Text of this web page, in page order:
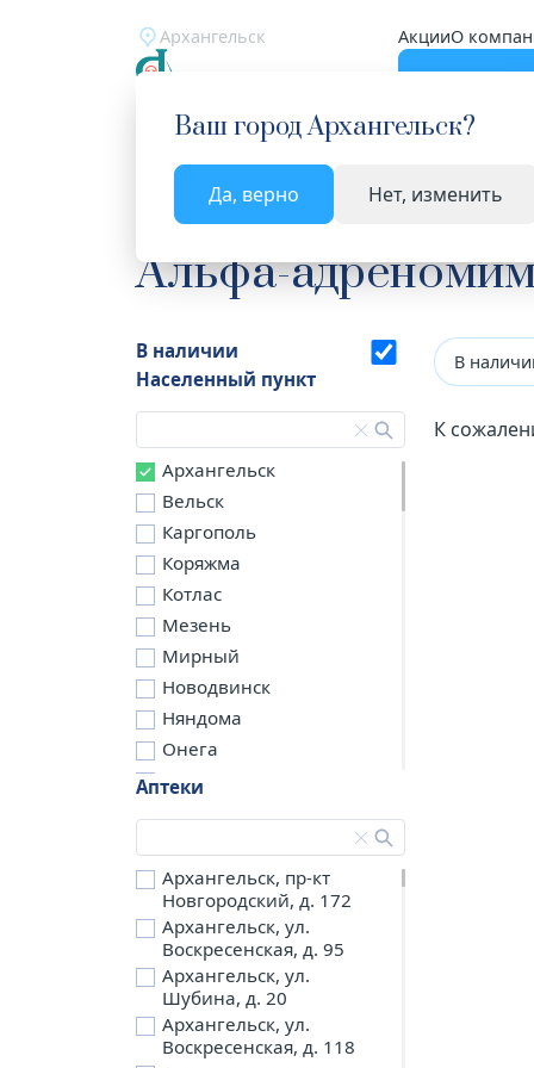
Архангельск АкцииО
Ваш городАрхангельск?
Да, верно Нет, изменить
Главная Каталог Лекарства и БАД Альфа-
Альфа-
В наличии
Населенный пункт
Архангельск
Вельск
Каргополь
Коряжма
Котлас
Мезень
Мирный
Новодвинск
Няндома
Онега
Северодвинск
д. Бережная
д. Петариха
д. Согра
п. Березник
п. Боброво
п. Вычегодский
п. Двинской,
Аптеки
Архангельск, пр-кт
Новгородский, д. 172
Архангельск, ул.
Воскресенская, д. 95
Архангельск, ул.
Шубина, д. 20
Архангельск, ул.
Воскресенская, д. 118
В
К